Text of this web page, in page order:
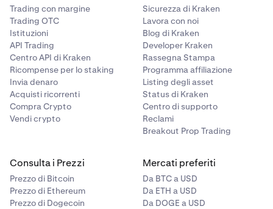
Trading con margine
Trading OTC
Istituzioni
API Trading
Centro API di Kraken
Ricompense per lo staking
Invia denaro
Acquisti ricorrenti
Compra Crypto
Vendi crypto
Sicurezza di Kraken
Lavora con noi
Blog di Kraken
Developer Kraken
Rassegna Stampa
Programma affiliazione
Listing degli asset
Status di Kraken
Centro di supporto
Reclami
Breakout Prop Trading
Consulta i Prezzi
Prezzo di Bitcoin
Prezzo di Ethereum
Prezzo di Dogecoin
Mercati preferiti
Da BTC a USD
Da ETH a USD
Da DOGE a USD